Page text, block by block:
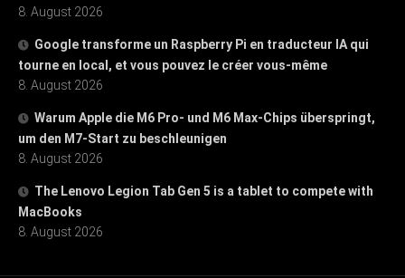
8. August 2026
Google transforme un Raspberry Pi en traducteur IA qui
tourne en local, et vous pouvez le créer vous-même
8. August 2026
Warum Apple die M6 Pro- und M6 Max-Chips überspringt,
um den M7-Start zu beschleunigen
8. August 2026
The Lenovo Legion Tab Gen 5 is a tablet to compete with
MacBooks
8. August 2026